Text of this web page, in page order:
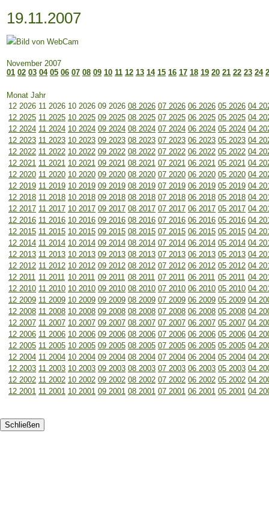
19.11.2007
November 2007
01 02 03 04 05 06 07 08 09 10 11 12 13 14 15 16 17 18 19 20 21 22 23 24
Monat Jahr
12 2026 11 2026 10 2026 09 2026 08 2026 07 2026 06 2026 05 2026 04
12 2025 11 2025 10 2025 09 2025 08 2025 07 2025 06 2025 05 2025 04
12 2024 11 2024 10 2024 09 2024 08 2024 07 2024 06 2024 05 2024 04
12 2023 11 2023 10 2023 09 2023 08 2023 07 2023 06 2023 05 2023 04
12 2022 11 2022 10 2022 09 2022 08 2022 07 2022 06 2022 05 2022 04
12 2021 11 2021 10 2021 09 2021 08 2021 07 2021 06 2021 05 2021 04
12 2020 11 2020 10 2020 09 2020 08 2020 07 2020 06 2020 05 2020 04
12 2019 11 2019 10 2019 09 2019 08 2019 07 2019 06 2019 05 2019 04
12 2018 11 2018 10 2018 09 2018 08 2018 07 2018 06 2018 05 2018 04
12 2017 11 2017 10 2017 09 2017 08 2017 07 2017 06 2017 05 2017 04
12 2016 11 2016 10 2016 09 2016 08 2016 07 2016 06 2016 05 2016 04
12 2015 11 2015 10 2015 09 2015 08 2015 07 2015 06 2015 05 2015 04
12 2014 11 2014 10 2014 09 2014 08 2014 07 2014 06 2014 05 2014 04
12 2013 11 2013 10 2013 09 2013 08 2013 07 2013 06 2013 05 2013 04
12 2012 11 2012 10 2012 09 2012 08 2012 07 2012 06 2012 05 2012 04
12 2011 11 2011 10 2011 09 2011 08 2011 07 2011 06 2011 05 2011 04
12 2010 11 2010 10 2010 09 2010 08 2010 07 2010 06 2010 05 2010 04
12 2009 11 2009 10 2009 09 2009 08 2009 07 2009 06 2009 05 2009 04
12 2008 11 2008 10 2008 09 2008 08 2008 07 2008 06 2008 05 2008 04
12 2007 11 2007 10 2007 09 2007 08 2007 07 2007 06 2007 05 2007 04
12 2006 11 2006 10 2006 09 2006 08 2006 07 2006 06 2006 05 2006 04
12 2005 11 2005 10 2005 09 2005 08 2005 07 2005 06 2005 05 2005 04
12 2004 11 2004 10 2004 09 2004 08 2004 07 2004 06 2004 05 2004 04
12 2003 11 2003 10 2003 09 2003 08 2003 07 2003 06 2003 05 2003 04
12 2002 11 2002 10 2002 09 2002 08 2002 07 2002 06 2002 05 2002 04
12 2001 11 2001 10 2001 09 2001 08 2001 07 2001 06 2001 05 2001 04